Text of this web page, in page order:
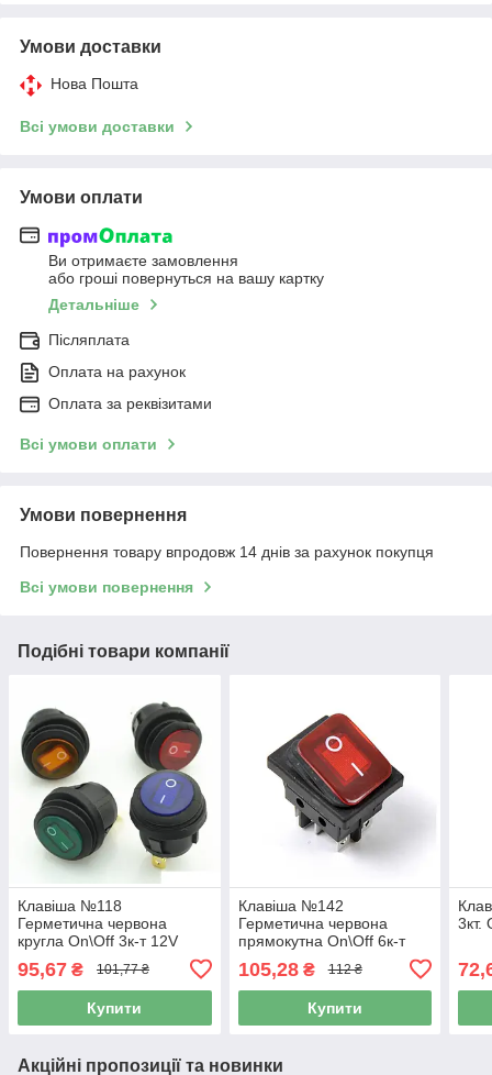
Умови доставки
Нова Пошта
Всі умови доставки
Умови оплати
Ви отримаєте замовлення
або гроші повернуться на вашу картку
Детальніше
Післяплата
Оплата на рахунок
Оплата за реквізитами
Всі умови оплати
Умови повернення
Повернення товару впродовж 14 днів за рахунок покупця
Всі умови повернення
Подібні товари компанії
Клавіша №118
Герметична червона
кругла On\Off 3к-т 12V
95,67 ₴ 101,77 ₴
Купити
Клавіша №142
Герметична червона
прямокутна On\Off 6к-т
105,28₴ 112 ₴
Купити
3кт.
Акційні пропозиції та новинки